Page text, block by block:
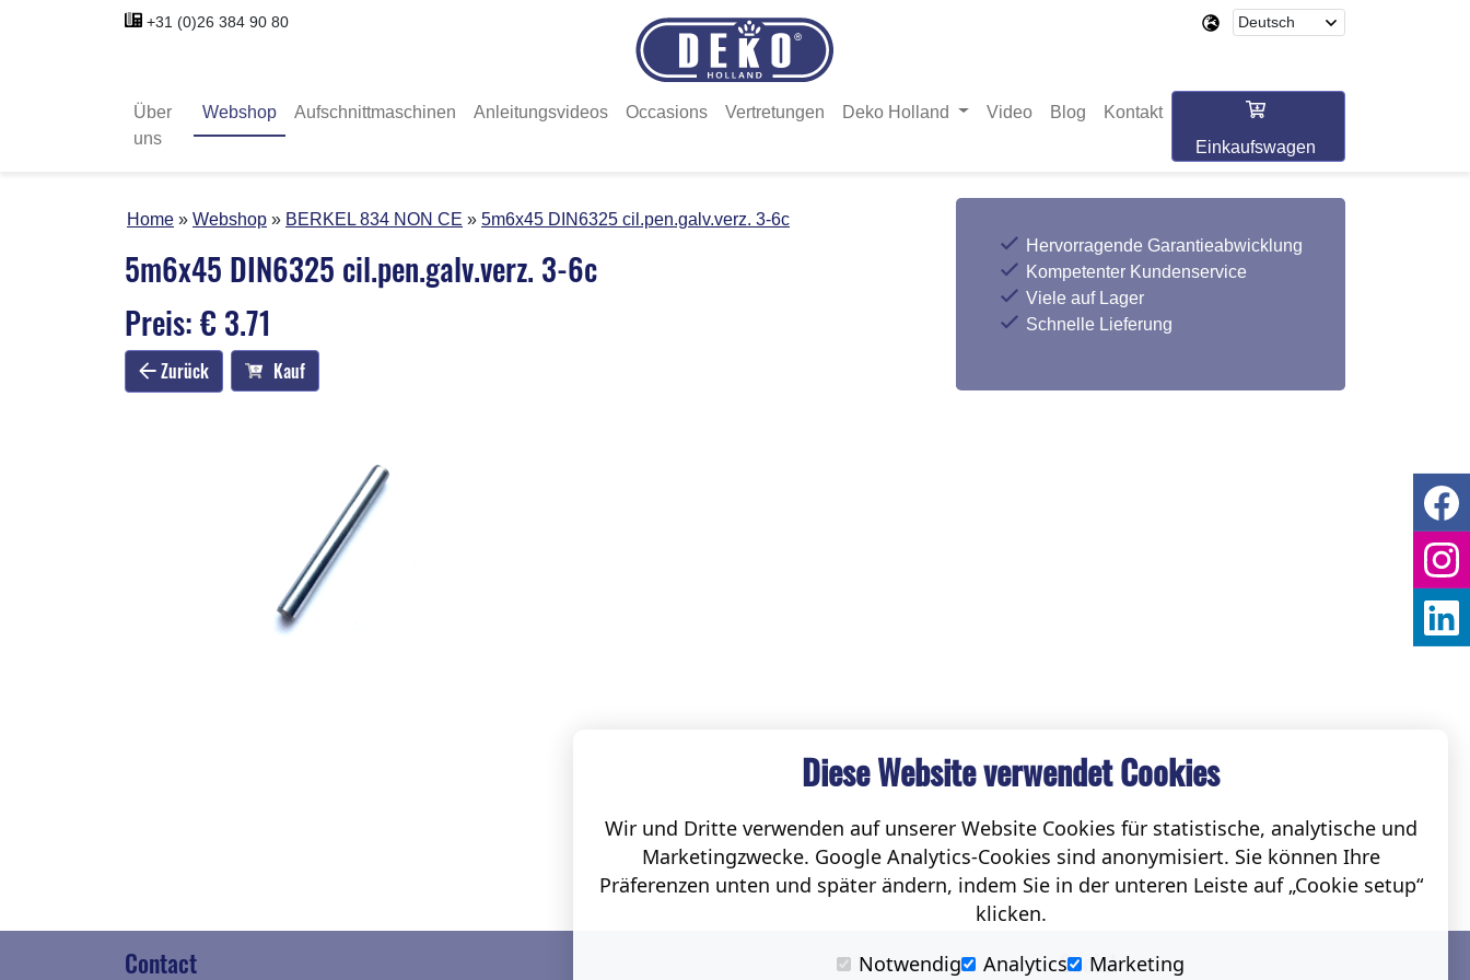
+31 (0)26 384 90 80
Über
uns
Webshop Aufschnittmaschinen Anleitungsvideos Occasions Vertretungen Deko Holland Video Blog
Kontakt
Einkaufswagen
Home Webshop BERKEL 834 NON CE 5m6x45 DIN6325 cil.pen.galv.verz. 3-6c
5m6x45 DIN6325 cil.pen.galv.verz. 3-6c
Preis: € 3.71
Zurück Kauf
Hervorragende Garantieabwicklung
Kompetenter Kundenservice
Viele auf Lager
Schnelle Lieferung
Contact Social
Diese Website verwendet Cookies
Wir und Dritte verwenden auf unserer Website Cookies für statistische, analytische und
Marketingzwecke. Google Analytics-Cookies sind anonymisiert. Sie können Ihre
Präferenzen unten und später ändern, indem Sie in der unteren Leiste auf „Cookie setup“
klicken.
Notwendig
Analytics Marketing